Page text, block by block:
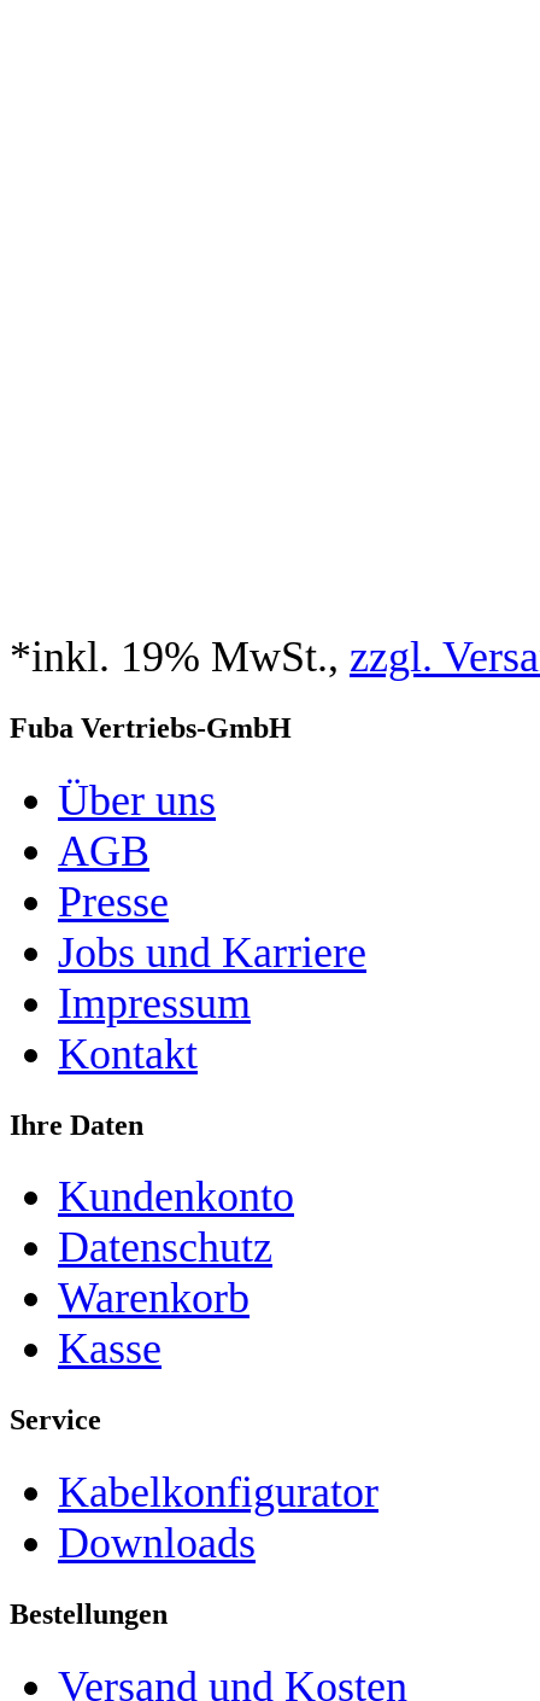
*inkl. 19% MwSt., zzgl.
Fuba Vertriebs-GmbH
Über uns
AGB
Presse
Jobs und Karriere
Impressum
Kontakt
Ihre Daten
Kundenkonto
Datenschutz
Warenkorb
Kasse
Service
Kabelkonfigurator
Downloads
Bestellungen
Versand und Kosten